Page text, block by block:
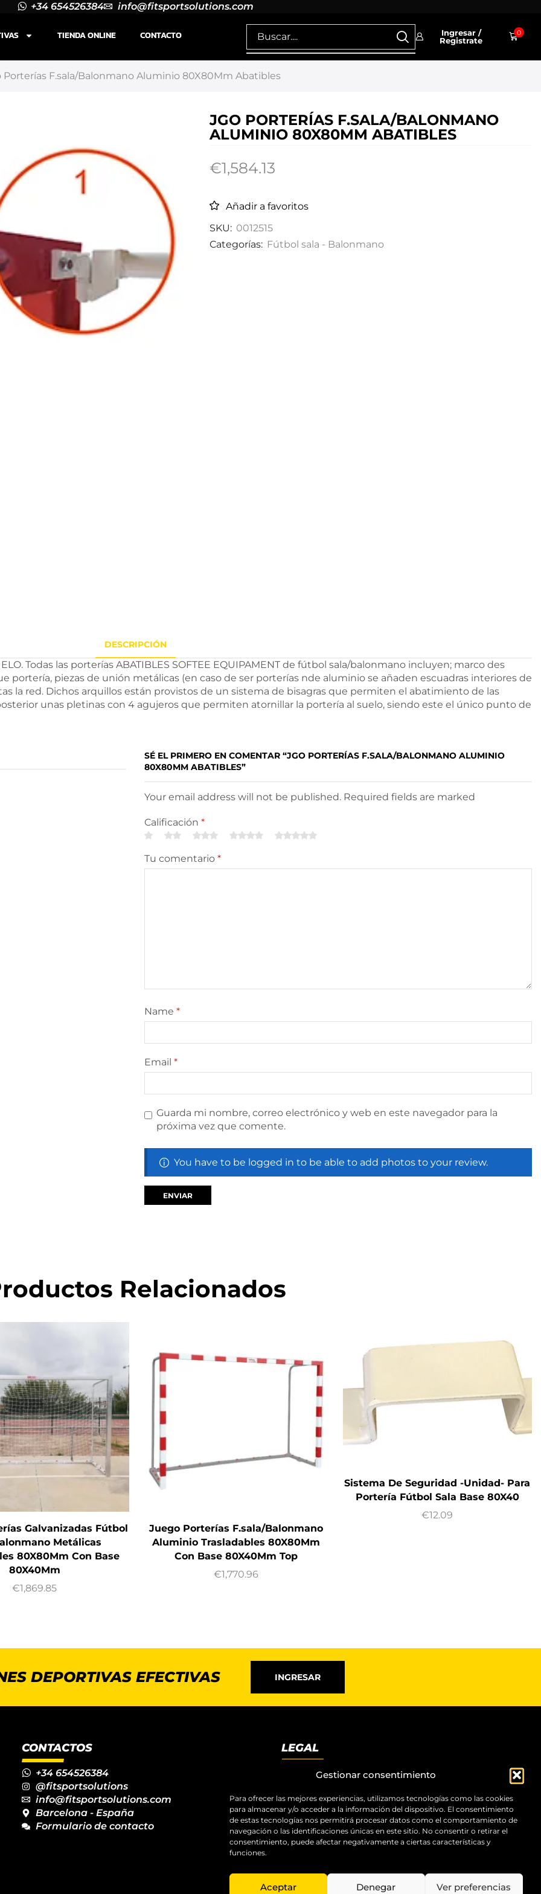
Gestionar consentimiento
Para ofrecer las mejores experiencias, utilizamos tecnologías como las cookies
para almacenar y/o acceder a la información del dispositivo. El consentimiento
de estas tecnologías nos permitirá procesar datos como el comportamiento de
navegación o las identificaciones únicas en este sitio. No consentir o retirar el
consentimiento, puede afectar negativamente a ciertas características y
funciones.
Aceptar Denegar Ver preferencias
+34 654526384 info@fitsportsolutions.com
TIENDA ONLINE CONTACTO
Ingresar /
Registrate
0
Porterías F.sala/Balonmano Aluminio 80X80Mm Abatibles
JGO PORTERÍAS F.SALA/BALONMANO
ALUMINIO 80X80MM ABATIBLES
€1,584.13
Añadir a favoritos
SKU: 0012515
Categorías: Fútbol sala - Balonmano
DESCRIPCIÓN
Todas las porterías ABATIBLES SOFTEE EQUIPAMENT de fútbol sala/balonmano incluyen; marco des
portería, piezas de unión metálicas (en caso de ser porterías nde aluminio se añaden escuadras interiores de
la red. Dichos arquillos están provistos de un sistema de bisagras que permiten el abatimiento de las
unas pletinas con 4 agujeros que permiten atornillar la portería al suelo, siendo este el único punto de
SÉ EL PRIMERO EN COMENTAR “JGO PORTERÍAS F.SALA/BALONMANO ALUMINIO
80X80MM ABATIBLES”
Your email address will not be published. Required fields are marked
Calificación *
Tu comentario *
Name *
Email *
Guarda mi nombre, correo electrónico y web en este navegador para la
próxima vez que comente.
You have to be logged in to be able to add photos to your review.
Relacionados
Galvanizadas Fútbol
Metálicas
80X80Mm Con Base
80X40Mm
€1,869.85
Juego Porterías F.sala/Balonmano
Aluminio Trasladables 80X80Mm
Con Base 80X40Mm Top
€1,770.96
Sistema De Seguridad -Unidad- Para
Portería Fútbol Sala Base 80X40
€12.09
DEPORTIVAS EFECTIVAS INGRESAR
CONTACTOS
+34 654526384
@fitsportsolutions
info@fitsportsolutions.com
Barcelona - España
Formulario de contacto
LEGAL
Términos y condiciones
Política de privacidad
Política de cookies
Accesibilidad
Mapa del sitio